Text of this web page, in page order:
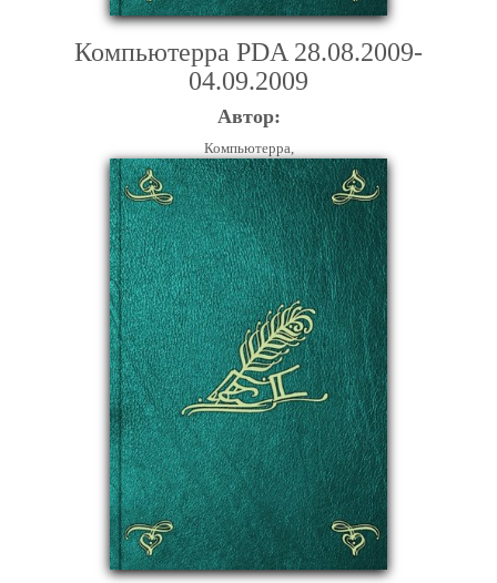
Компьютерра PDA 28.08.2009-
04.09.2009
Автор:
Компьютерра,